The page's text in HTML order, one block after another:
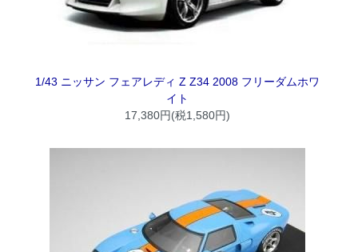
1/43 ニッサン フェアレディ Z Z34 2008 フリーダムホワ
イト
17,380円(税1,580円)